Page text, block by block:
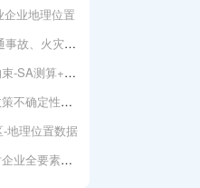
业地理位置
全国各地区-交通事故、火灾事故
上市公司融资约束-SA测算+结果2000-2019
世界各国经济政策不确定性指数
地理位置数据
数字普惠金融对企业全要素生产率的影响